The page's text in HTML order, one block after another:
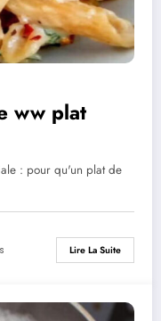
ww plat
: pour qu'un plat de
Lire La Suite